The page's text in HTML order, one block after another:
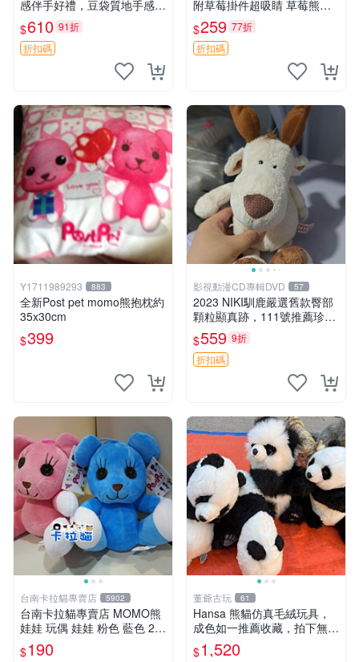
感伴手好禮，豆袋質地手感
佳，抱枕小熊 recom 推薦 白
色豆袋 玩具
$610 91折
折扣碼
附草莓掛件超吸睛 草莓熊手
提包 草莓掛件 可愛portunes
e
$259 77折
折扣碼
Y1711989293 883
全新Post pet momo熊抱枕約
35x30cm
$399
影視動漫CD專輯DVD 57
2023 NIKI馴鹿嚴選舊款臀部
顆粒顯真跡，111號推薦珍藏
品 馴鹿 舊款 尾巴顆粒
$559 9折
折扣碼
台南卡拉貓專賣店 5902
台南卡拉貓專賣店 MOMO熊
娃娃 玩偶 娃娃 粉色 藍色 2色
分售
$190
董爺古玩 61
Hansa 熊貓仿真毛絨玩具，
成色如一推薦收藏，拍下無疑
心 熊貓 毛絨玩具 收藏
$1,520